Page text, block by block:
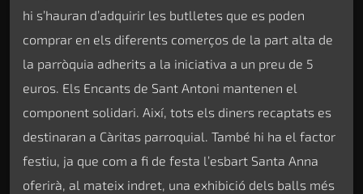
hi s’hauran d’adquirir les butlletes que es poden
comprar en els diferents comerços de la part alta de
la parròquia adherits a la iniciativa a un preu de 5
euros. Els Encants de Sant Antoni mantenen el
component solidari. Així, tots els diners recaptats es
destinaran a Càritas parroquial. També hi ha el factor
festiu, ja que com a fi de festa l’esbart Santa Anna
oferirà, al mateix indret, una exhibició dels balls més